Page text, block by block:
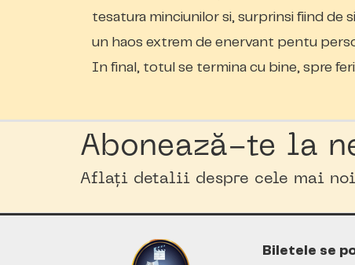
tesatura minciunilor si, surprinsi fiind de
un haos extrem de enervant pentu
In final, totul se termina cu bine, spre
Abonează-te la
Aflați detalii despre cele mai noi
Biletele se